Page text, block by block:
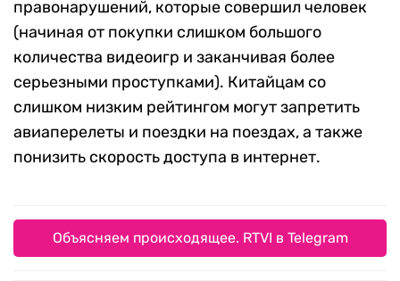
правонарушений, которые совершил человек
(начиная от покупки слишком большого
количества видеоигр и заканчивая более
серьезными проступками). Китайцам со
слишком низким рейтингом могут запретить
авиаперелеты и поездки на поездах, а также
понизить скорость доступа в интернет.
Объясняем происходящее. RTVI в Telegram